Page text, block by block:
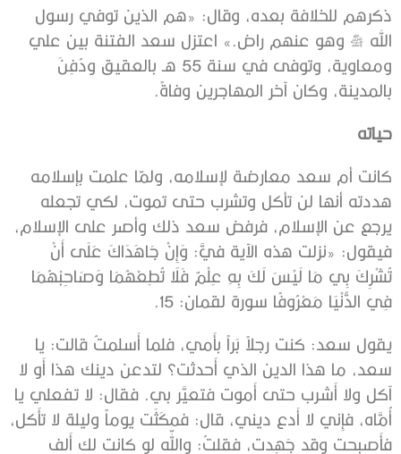
ذكرهم للخلافة بعده، وقال: «هم الذين توفي رسول
الله ﷺ وهو عنهم راض.» اعتزل سعد الفتنة بين علي
ومعاوية، وتوفى في سنة 55 هـ بالعقيق ودُفِنَ
بالمدينة، وكان آخر المهاجرين وفاةً.
حياته
كانت أم سعد معارضة لإسلامه، ولمّا علمت بإسلامه
هددته أنها لن تأكل وتشرب حتى تموت، لكي تجعله
يرجع عن الإسلام، فرفض سعد ذلك وأصر على الإسلام،
فيقول: «نزلت هذه الآية فيَّ: وَإِنْ جَاهَدَاكَ عَلَى أَنْ
تُشْرِكَ بِي مَا لَيْسَ لَكَ بِهِ عِلْمٌ فَلَا تُطِعْهُمَا وَصَاحِبْهُمَا
فِي الدُّنْيَا مَعْرُوفًا سورة لقمان: 15.
يقول سعد: كنت رجلاً بَراً بأَمي، فلما أَسلمتُ قالت: يا
سعد، ما هذا الدين الذي أَحدثت؟ لتدعن دينك هذا أَو لا
آكل ولا أَشرب حتى أَموت فتعيَّر بي. فقال: لا تفعلي يا
أُمَّاه، فإِني لا أَدع ديني، قال: فمكَثَت يوماً وليلة لا تأَكل،
فأَصبحت وقد جَهِدت، فقلتُ: واللّه لو كانت لك أَلف